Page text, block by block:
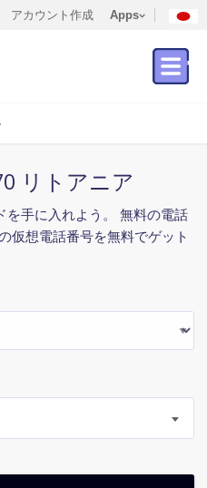
アカウント作成 Apps
リトアニア
を手に入れよう。 無料の電話
仮想電話番号を無料でゲット